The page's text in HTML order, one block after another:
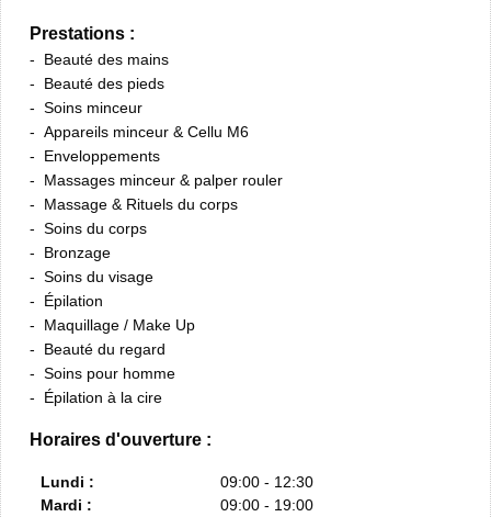
Prestations :
Beauté des mains
Beauté des pieds
Soins minceur
Appareils minceur & Cellu M6
Enveloppements
Massages minceur & palper rouler
Massage & Rituels du corps
Soins du corps
Bronzage
Soins du visage
Épilation
Maquillage / Make Up
Beauté du regard
Soins pour homme
Épilation à la cire
Horaires d'ouverture :
Lundi :
09:00 - 12:30
Mardi :
09:00 - 19:00